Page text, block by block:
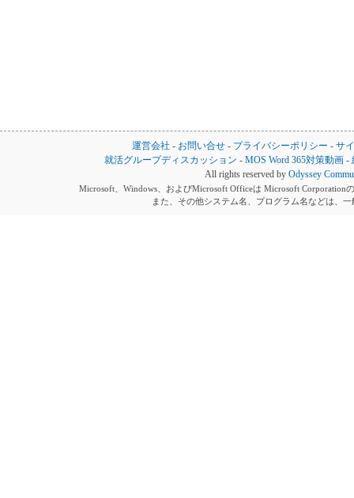
運営会社 - お問い合せ - プライバシーポリシー - サ
就活グループディスカッション -MOS Word 365対策動画 -
All rights reserved by Odyssey
Microsoft、Windows、およびMicrosoft Officeは Microsoft Corporation
また、その他システム名、プログラム名などは、